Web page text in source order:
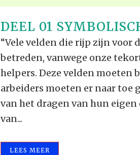
DEEL 01
“Vele velden die rijp zijn voor
betreden, vanwege onze
helpers. Deze velden moeten
arbeiders moeten er naar toe
van het dragen van hun
van...
LEES MEER